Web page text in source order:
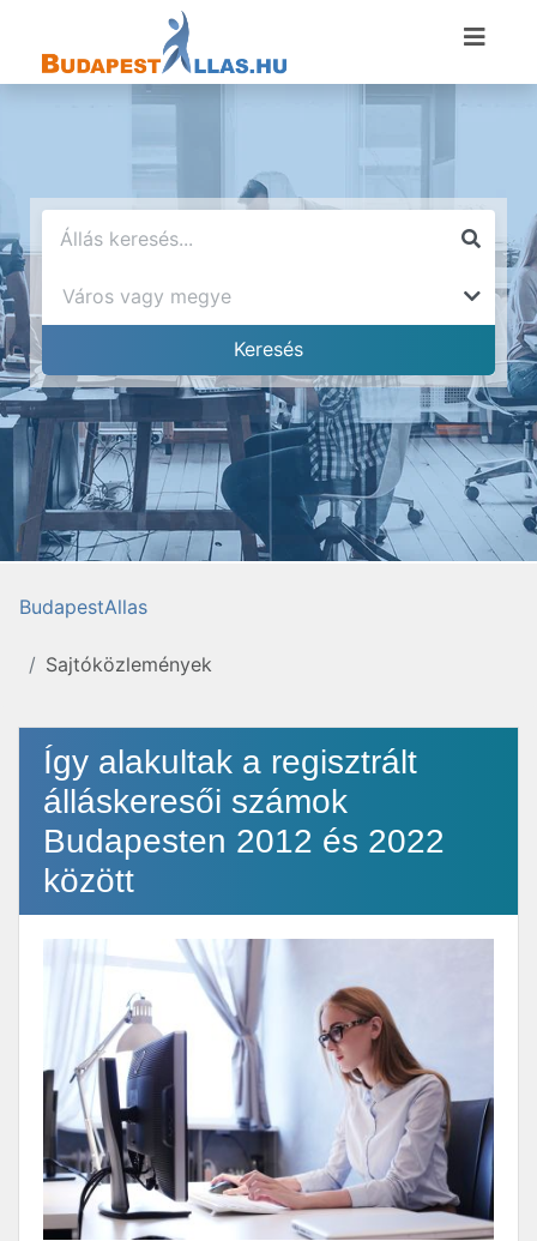
BudapestAllas
Sajtóközlemények
Így alakultak a regisztrált
álláskeresői számok
Budapesten 2012 és 2022
között